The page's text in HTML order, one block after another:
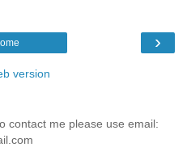
›
version
contact me please use email: